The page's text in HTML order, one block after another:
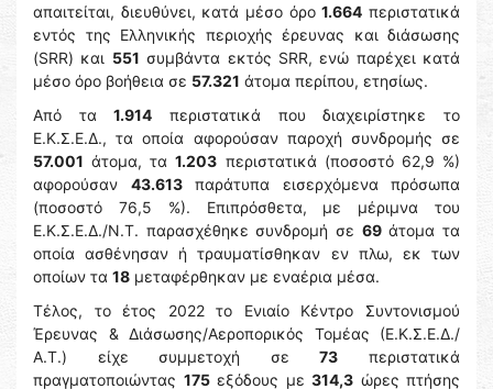
απαιτείται, διευθύνει, κατά μέσο όρο1.664 περιστατικά
εντός της Ελληνικής περιοχής έρευνας και διάσωσης
(SRR) και 551 συμβάντα εκτός SRR, ενώ παρέχει κατά
μέσο όρο βοήθεια σε 57.321 άτομα περίπου, ετησίως.
Από τα1.914 περιστατικά που διαχειρίστηκε το
Ε.Κ.Σ.Ε.Δ., τα οποία αφορούσαν παροχή συνδρομής σε
57.001 άτομα, τα1.203 περιστατικά (ποσοστό 62,9 %)
αφορούσαν 43.613παράτυπα εισερχόμενα πρόσωπα
(ποσοστό 76,5 %). Επιπρόσθετα, με μέριμνα του
Ε.Κ.Σ.Ε.Δ./Ν.Τ. παρασχέθηκε συνδρομή σε 69άτομα τα
οποία ασθένησαν ή τραυματίσθηκαν εν πλω, εκ των
οποίων τα 18 μεταφέρθηκαν με εναέρια μέσα.
Τέλος, το έτος 2022 το Ενιαίο Κέντρο Συντονισμού
Έρευνας & Διάσωσης/Αεροπορικός Τομέας (Ε.Κ.Σ.Ε.Δ./
Α.Τ.) είχε συμμετοχή σε73 περιστατικά
πραγματοποιώντας 175εξόδους με 314,3 ώρες πτήσης